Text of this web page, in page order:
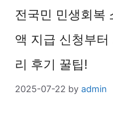
전국민 민생회복
액 지급 신청부
리 후기 꿀팁!
2025-07-22 by admin